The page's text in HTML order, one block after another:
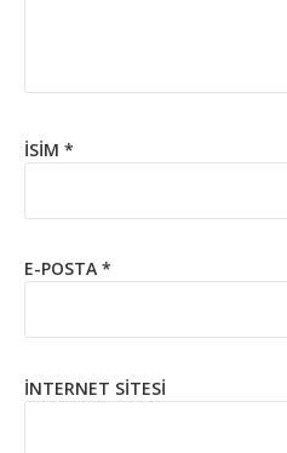
İSIM *
E-POSTA *
İNTERNET SITESI